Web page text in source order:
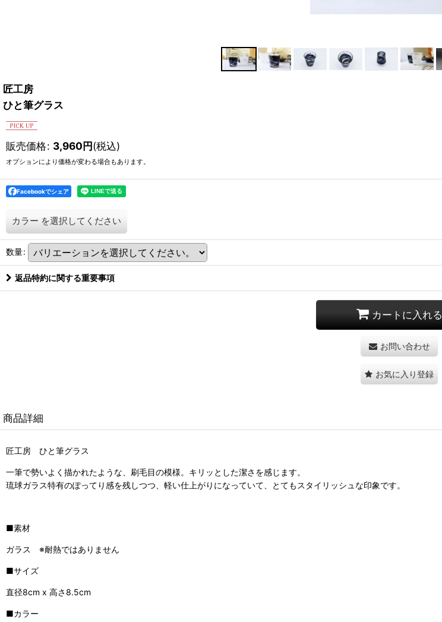
匠工房
ひと筆グラス
販売価格: 3,960円(税込)
オプションにより価格が変わる場合もあります。
Facebookでシェア
カラー を選択してください
数量:
返品特約に関する重要事項
カートに入れる
お問い合わせ
お気に入り登録
商品詳細
匠工房 ひと筆グラス
一筆で勢いよく描かれたような、刷毛目の模様。キリッとした潔さを感じます。
琉球ガラス特有のぽってり感を残しつつ、軽い仕上がりになっていて、とてもスタイリッシュな印象です。
■素材
ガラス ※耐熱ではありません
■サイズ
直径8cm x 高さ8.5cm
■カラー